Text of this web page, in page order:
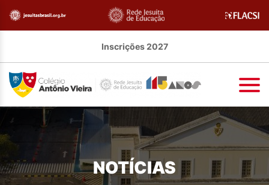
Inscrições 2027
NOTÍCIAS